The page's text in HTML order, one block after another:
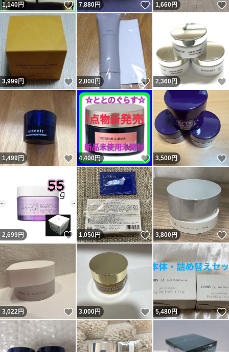
1,140円 いいね！
7,880円 いいね！
1,660円
3,999円 いいね！
2,800円 いいね！
2,360円
1,499円 いいね！
4,400 円 いいね！
3,500円
2,699円 いいね！
1,050円 いいね！
3,800円
3,022円 いいね！
3,000円 いいね！
5,480円